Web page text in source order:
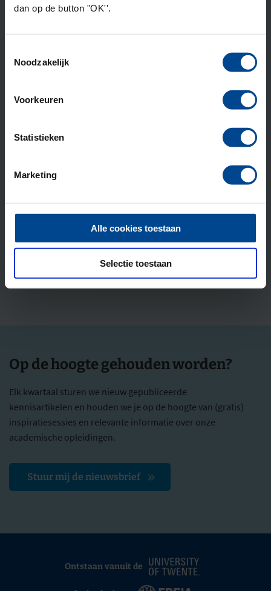
dan op de button "OK''.
Noodzakelijk
Voorkeuren
Statistieken
Marketing
Alle cookies toestaan
Selectie toestaan
de komende weken, waarna ze gezamenlijk de knoop
Ontstaan vanuit de
Deelnemers beoordelen ons met een
Op de hoogte gehouden worden?
Elk kwartaal sturen we nieuw gepubliceerde
kennisartikelen en houden we je op de hoogte van (gratis)
inspiratiesessies en relevante informatie over onze
academische opleidingen.
Stuur mij de nieuwsbrief
Ontstaan vanuit de